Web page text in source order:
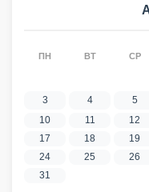
ПН ВТ СР
3
4 5
10
11 12
17
18 19
24
25 26
31